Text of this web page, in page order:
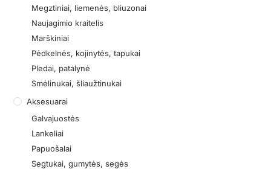
Megztiniai, liemenės, bliuzonai
Naujagimio kraitelis
Marškiniai
Pėdkelnės, kojinytės, tapukai
Pledai, patalynė
Smėlinukai, šliaužtinukai
Aksesuarai
Galvajuostės
Lankeliai
Papuošalai
Segtukai, gumytės, segės